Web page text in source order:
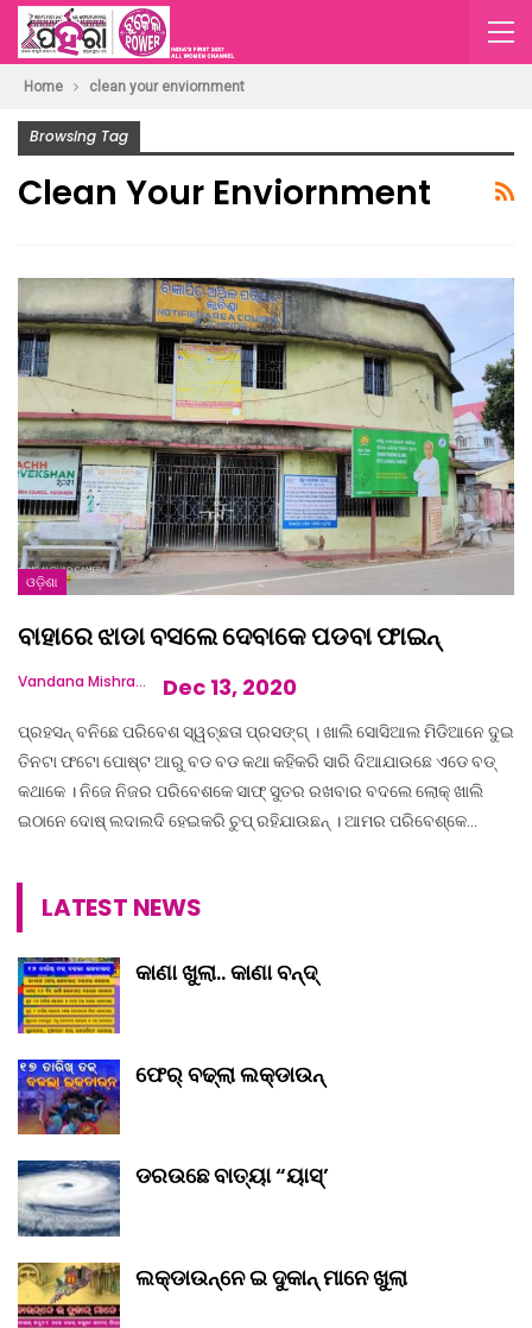
Home clean your enviornment
Browsing Tag
Clean Your Enviornment
ଓଡ଼ିଶା
ବାହାରେ ଝାଡା ବସଲେ ଦେବାକେ ପଡବା ଫାଇନ୍‌
Vandana Mishra Dec 13, 2020
ପ୍ରହସନ୍ ବନିଛେ ପରିବେଶ ସ୍ୱଚ୍ଛତା ପ୍ରସଙ୍ଗ୍ । ଖାଲି ସୋସିଆଲ ମିଡିଆନେ ଦୁଇ
ତିନଟା ଫଟୋ ପୋଷ୍ଟ ଆରୁ ବଡ ବଡ କଥା କହିକରି ସାରି ଦିଆଯାଉଛେ ଏଡେ ବଡ୍
କଥାକେ । ନିଜେ ନିଜର ପରିବେଶକେ ସାଫ୍ ସୁତର ରଖବାର ବଦଲେ ଲୋକ୍ ଖାଲି
ଇଠାନେ ଦୋଷ୍ ଲଦାଲଦି ହେଇକରି ଚୁପ୍ ରହିଯାଉଛନ୍ । ଆମର ପରିବେଶ୍‌କେ…
LATEST NEWS
କାଣା ଖୁଲା.. କାଣା ବନ୍ଦ୍‌
ଫେର୍ ବଢ୍‌ଲା ଲକ୍‌ଡାଉନ୍‌
ଡରଉଛେ ବାତ୍ୟା “ୟାସ୍‌’
ଲକ୍‌ଡାଉନ୍‌ନେ ଇ ଦୁକାନ୍ ମାନେ ଖୁଲା